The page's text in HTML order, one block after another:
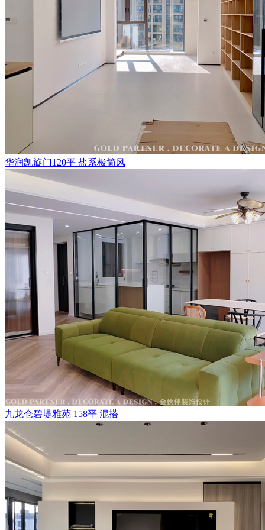
华润凯旋门120平 盐系极简风
九龙仓碧堤雅苑 158平 混搭